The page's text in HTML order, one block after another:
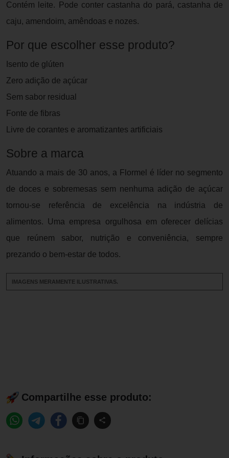
Contém leite. Pode conter castanha do pará, castanha de
caju, amendoim, amêndoas e nozes.
Por que escolher esse produto?
Isento de glúten
Zero adição de açúcar
Sem sabor residual
Fonte de fibras
Livre de corantes e aromatizantes artificiais
Sobre a marca
Atuando a mais de 30 anos, a Flormel é líder no segmento
de doces e sobremesas sem nenhuma adição de açúcar
tornou-se referência de excelência na indústria de
alimentos. Uma empresa orgulhosa em oferecer delícias
que reúnem sabor, nutrição e conveniência, sempre
prezando o bem-estar de todos.
IMAGENS MERAMENTE ILUSTRATIVAS.
Compartilhe esse produto: